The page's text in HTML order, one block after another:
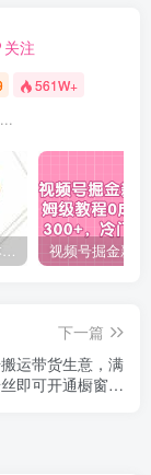
关注
561W+
下一篇
运带货生意，满
即可开通橱窗带